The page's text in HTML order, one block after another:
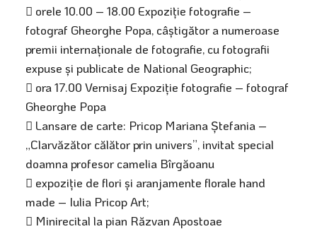
 orele 10.00 – 18.00 Expoziție fotografie –
fotograf Gheorghe Popa, câștigător a numeroase
premii internaționale de fotografie, cu fotografii
expuse și publicate de National Geographic;
 ora 17.00 Vernisaj Expoziție fotografie – fotograf
Gheorghe Popa
 Lansare de carte: Pricop Mariana Ștefania –
„Clarvăzător călător prin univers”, invitat special
doamna profesor camelia Bîrgăoanu
 expoziție de flori și aranjamente florale hand
made – Iulia Pricop Art;
 Minirecital la pian Răzvan Apostoae